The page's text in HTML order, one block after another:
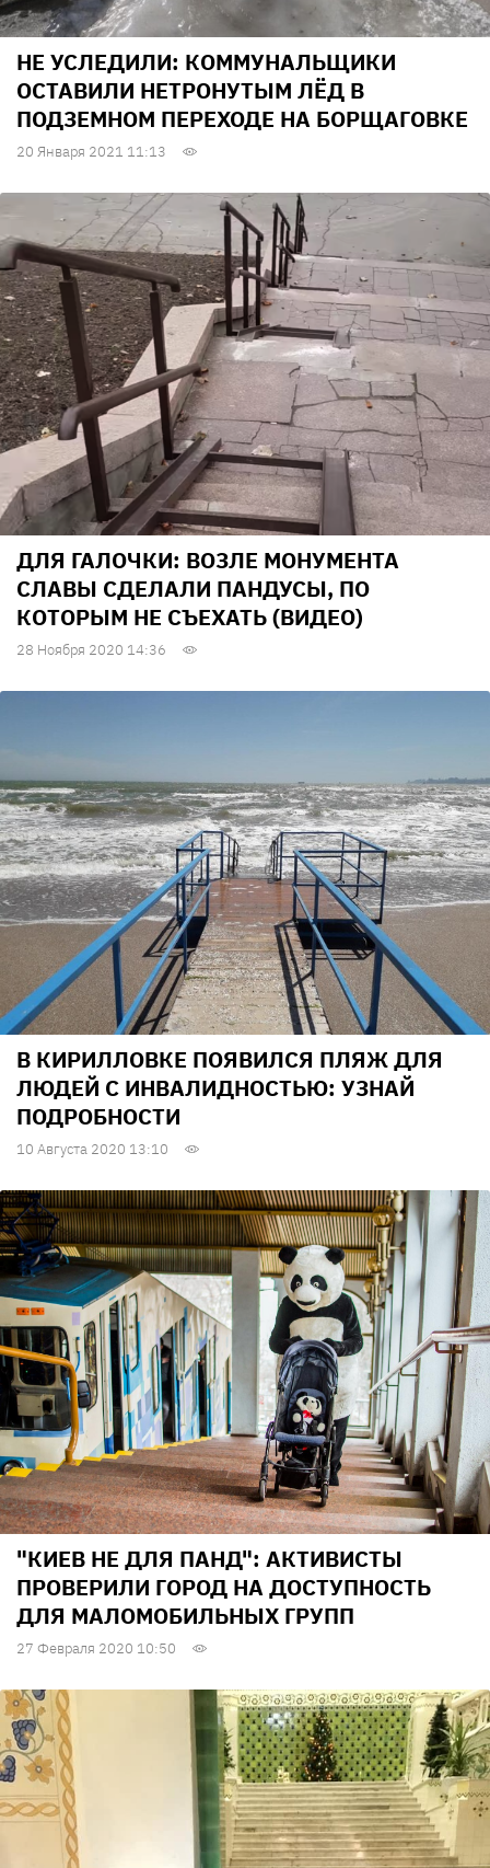
НЕ УСЛЕДИЛИ: КОММУНАЛЬЩИКИ
ОСТАВИЛИ НЕТРОНУТЫМ ЛЁД В
ПОДЗЕМНОМ ПЕРЕХОДЕ НА БОРЩАГОВКЕ
20 Января 2021 11:13
ДЛЯ ГАЛОЧКИ: ВОЗЛЕ МОНУМЕНТА
СЛАВЫ СДЕЛАЛИ ПАНДУСЫ, ПО
КОТОРЫМ НЕ СЪЕХАТЬ (ВИДЕО)
28 Ноября 2020 14:36
В КИРИЛЛОВКЕ ПОЯВИЛСЯ ПЛЯЖ ДЛЯ
ЛЮДЕЙ С ИНВАЛИДНОСТЬЮ: УЗНАЙ
ПОДРОБНОСТИ
10 Августа 2020 13:10
"КИЕВ НЕ ДЛЯ ПАНД": АКТИВИСТЫ
ПРОВЕРИЛИ ГОРОД НА ДОСТУПНОСТЬ
ДЛЯ МАЛОМОБИЛЬНЫХ ГРУПП
27 Февраля 2020 10:50